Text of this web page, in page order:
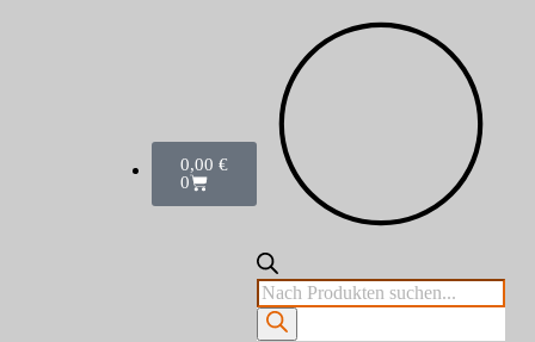
0,00 €
0